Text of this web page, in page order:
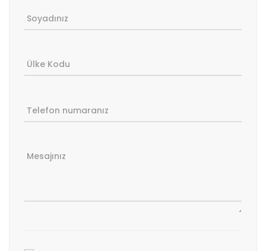
Soyadınız
Ülke Kodu
Telefon numaranız
Mesajınız